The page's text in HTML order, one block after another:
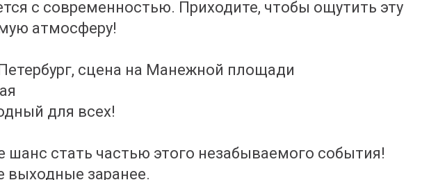
с современностью. Приходите, чтобы ощутить эту
атмосферу!
сцена на Манежной площади
для всех!
шанс стать частью этого незабываемого события!
выходные заранее.